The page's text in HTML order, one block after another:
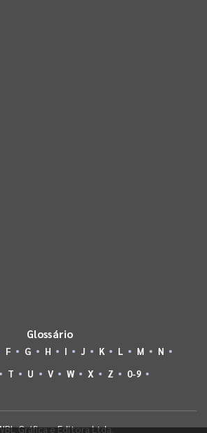
Glossário
F G H I J K L M
N
T U V W X Z 0-9
Gráfica e Editora Ltda.